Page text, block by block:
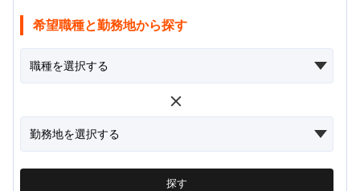
希望職種と勤務地から探す
探す